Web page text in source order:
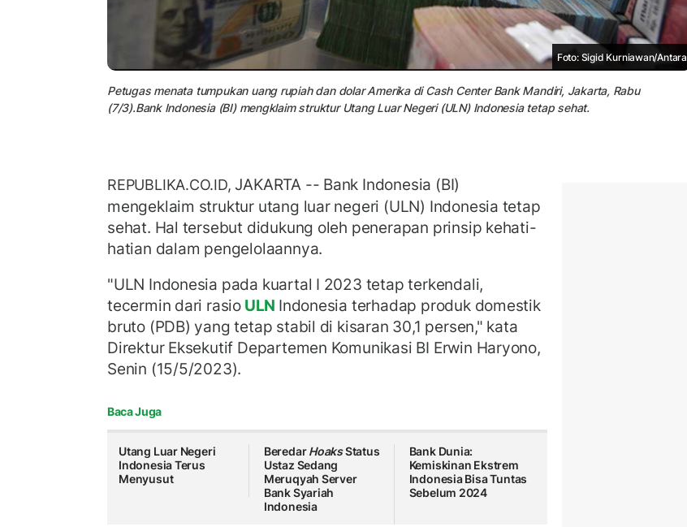
Foto: Sigid Kurniawan/Antara
Petugas menata tumpukan uang rupiah dan dolar Amerika di Cash Center Bank Mandiri, Jakarta, Rabu
(7/3).Bank Indonesia (BI) mengklaim struktur Utang Luar Negeri (ULN) Indonesia tetap sehat.
REPUBLIKA.CO.ID,JAKARTA -- Bank Indonesia (BI)
mengeklaim struktur utang luar negeri (ULN) Indonesia tetap
sehat. Hal tersebut didukung oleh penerapan prinsip kehati-
hatian dalam pengelolaannya.
"ULN Indonesia pada kuartal I 2023 tetap terkendali,
tecermin dari rasio ULN Indonesia terhadap produk domestik
bruto (PDB) yang tetap stabil di kisaran 30,1 persen," kata
Direktur Eksekutif Departemen Komunikasi BI Erwin Haryono,
Senin (15/5/2023).
Baca Juga
Utang Luar Negeri
Indonesia Terus
Menyusut
BeredarHoaksStatus
Ustaz Sedang
Meruqyah Server
Bank Syariah
Indonesia
Bank Dunia:
Kemiskinan Ekstrem
Indonesia Bisa Tuntas
Sebelum 2024